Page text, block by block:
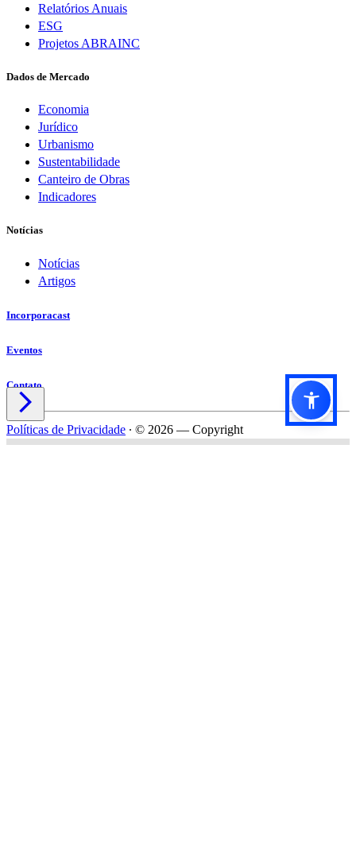
Relatórios Anuais
ESG
Projetos ABRAINC
Dados de Mercado
Economia
Jurídico
Urbanismo
Sustentabilidade
Canteiro de Obras
Indicadores
Notícias
Notícias
Artigos
Incorporacast
Eventos
Contato

Políticas de Privacidade ∙ © 2026 — Copyright